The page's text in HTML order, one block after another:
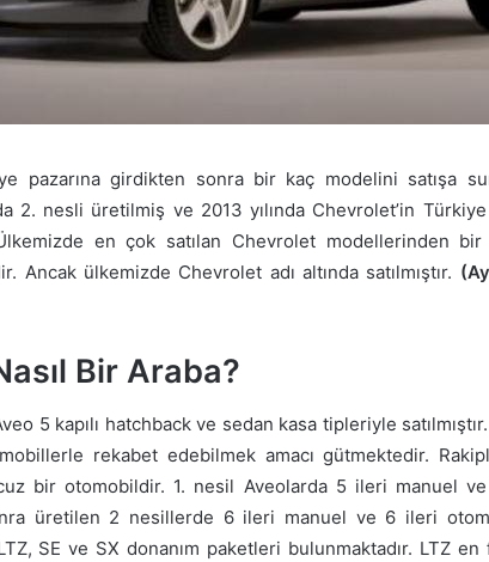
pazarına girdikten sonra bir kaç modelini satışa
2. nesli üretilmiş ve 2013 yılında Chevrolet’in
Ülkemizde en çok satılan Chevrolet modellerinden
ülkemizde Chevrolet adı altında satılmıştır.
Bir Araba?
5 kapılı hatchback ve sedan kasa tipleriyle
rekabet edebilmek amacı gütmektedir.
bir otomobildir. 1. nesil Aveolarda 5 ileri manuel
üretilen 2 nesillerde 6 ileri manuel ve 6 ileri
SE ve SX donanım paketleri bulunmaktadır. LTZ en